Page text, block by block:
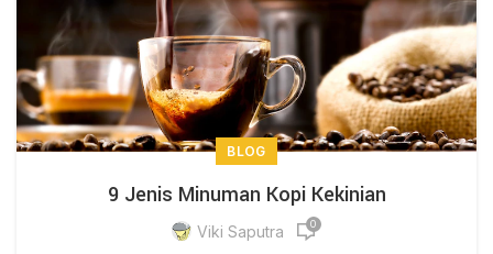
BLOG
9 Jenis Minuman Kopi Kekinian
Viki Saputra 0